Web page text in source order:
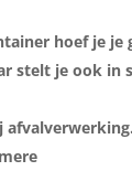
hoef je je
stelt je ook in